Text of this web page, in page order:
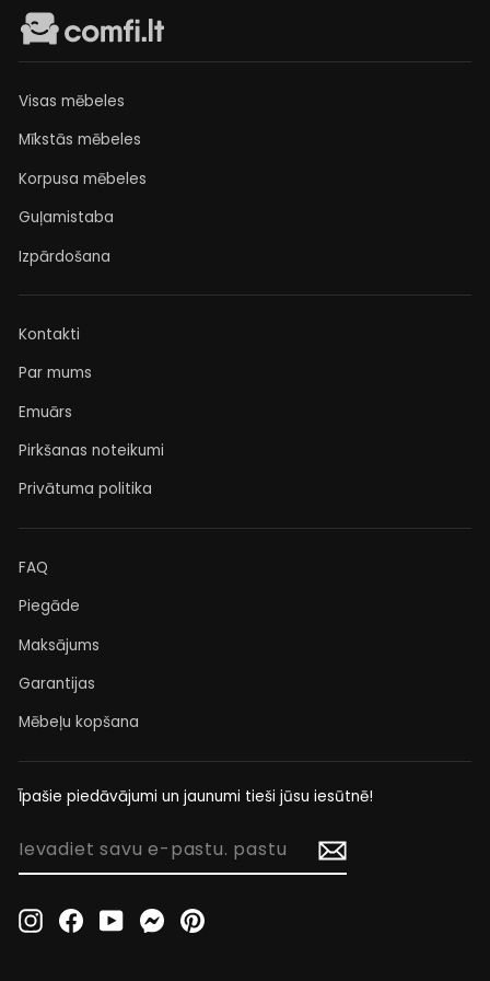
Visas mēbeles
Mīkstās mēbeles
Korpusa mēbeles
Guļamistaba
Izpārdošana
Kontakti
Par mums
Emuārs
Pirkšanas noteikumi
Privātuma politika
FAQ
Piegāde
Maksājums
Garantijas
Mēbeļu kopšana
Īpašie piedāvājumi un jaunumi tieši jūsu iesūtnē!
IEVADIET
PASTU.InstagramFacebookYouTubeMessenger